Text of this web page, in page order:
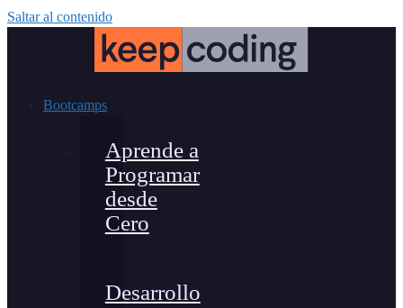
Saltar al contenido
Bootcamps
Aprende a
Programar
desde
Cero
Desarrollo